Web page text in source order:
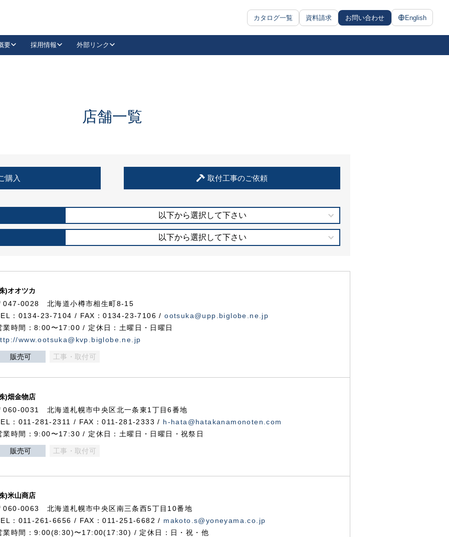
カタログ一覧 資料請求 お問い合わせ English
抗ウイルス・抗菌製品
要 採用情報 外部リンク
LinkedIn
住宅使用部材標準化推進協議会
店舗一覧
購入 取付工事のご依頼
以下から選択して下さい
以下から選択して下さい
)オオツカ
047-0028 北海道小樽市相生町8-15
：0134-23-7104 / FAX：0134-23-7106 /ootsuka@upp.biglobe.ne.jp
業時間：8:00〜17:00 / 定休日：土曜日・日曜日
www.ootsuka@kvp.biglobe.ne.jp
販売可 工事・取付可
)畑金物店
060-0031 北海道札幌市中央区北一条東1丁目6番地
：011-281-2311 / FAX：011-281-2333 / h-hata@hatakanamonoten.com
業時間：9:00〜17:30 / 定休日：土曜日・日曜日・祝祭日
販売可 工事・取付可
)米山商店
060-0063 北海道札幌市中央区南三条西5丁目10番地
：011-261-6656 / FAX：011-251-6682 / makoto.s@yoneyama.co.jp
業時間：9:00(8:30)〜17:00(17:30) / 定休日：日・祝・他